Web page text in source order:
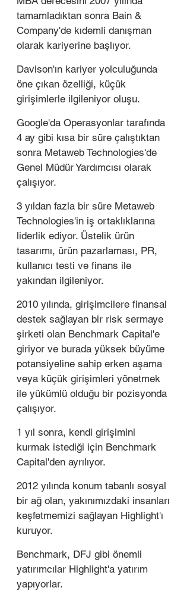
tamamladıktan sonra Bain &
Company'de kıdemli danışman
olarak kariyerine başlıyor.
Davison'ın kariyer yolculuğunda
öne çıkan özelliği, küçük
girişimlerle ilgileniyor oluşu.
Google'da Operasyonlar tarafında
4 ay gibi kısa bir süre çalıştıktan
sonra Metaweb Technologies'de
Genel Müdür Yardımcısı olarak
çalışıyor.
3 yıldan fazla bir süre Metaweb
Technologies'in iş ortaklıklarına
liderlik ediyor. Üstelik ürün
tasarımı, ürün pazarlaması, PR,
kullanıcı testi ve finans ile
yakından ilgileniyor.
2010 yılında, girişimcilere finansal
destek sağlayan bir risk sermaye
şirketi olan Benchmark Capital'e
giriyor ve burada yüksek büyüme
potansiyeline sahip erken aşama
veya küçük girişimleri yönetmek
ile yükümlü olduğu bir pozisyonda
çalışıyor.
1 yıl sonra, kendi girişimini
kurmak istediği için Benchmark
Capital'den ayrılıyor.
2012 yılında konum tabanlı sosyal
bir ağ olan, yakınımızdaki insanları
keşfetmemizi sağlayan Highlight'ı
kuruyor.
Benchmark, DFJ gibi önemli
yatırımcılar Highlight'a yatırım
yapıyorlar.